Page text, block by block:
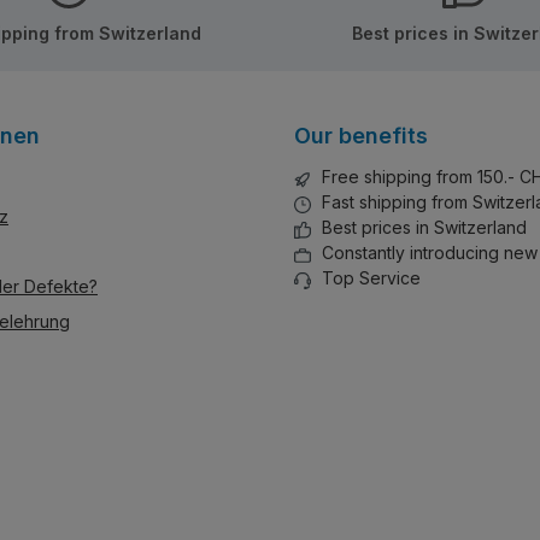
from Switzerland Best prices in
Defekte?
Our benefits
Free shipping from 150.-
Fast shipping from
Best prices in Switzerland
Constantly introducing
Top Service